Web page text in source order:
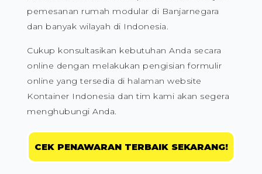
pemesanan rumah modular di Banjarnegara
dan banyak wilayah di Indonesia.
Cukup konsultasikan kebutuhan Anda secara
online dengan melakukan pengisian formulir
online yang tersedia di halaman website
Kontainer Indonesia dan tim kami akan segera
menghubungi Anda.
CEK PENAWARAN TERBAIK SEKARANG!